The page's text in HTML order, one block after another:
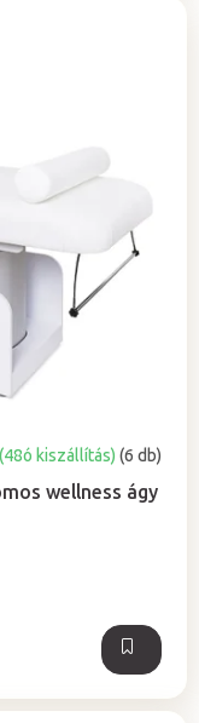
wellness ágy
kiszállítás) (6 db)